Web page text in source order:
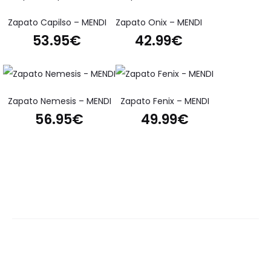
Zapato Capilso – MENDI
53.95€
Zapato Onix – MENDI
42.99€
Zapato Nemesis – MENDI
56.95€
Zapato Fenix – MENDI
49.99€